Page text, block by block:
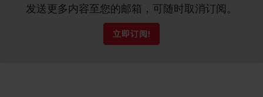
发送更多内容至您的邮箱，可随时取消订阅。
立即订阅!